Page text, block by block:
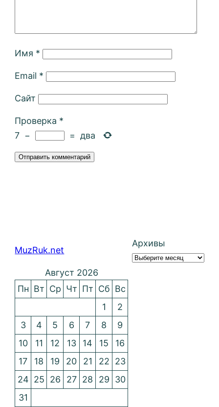
Имя *
Email *
Сайт
Проверка *
7 − = два
MuzRuk.net
Архивы
Август 2026
Пн Вт Ср Чт Пт Сб Вс
1
2
3
4 5 6 7 8
9
10
11 12 13 14 15
16
17
18 19 20 21 22
23
24 25 26 27 28 29
30
31